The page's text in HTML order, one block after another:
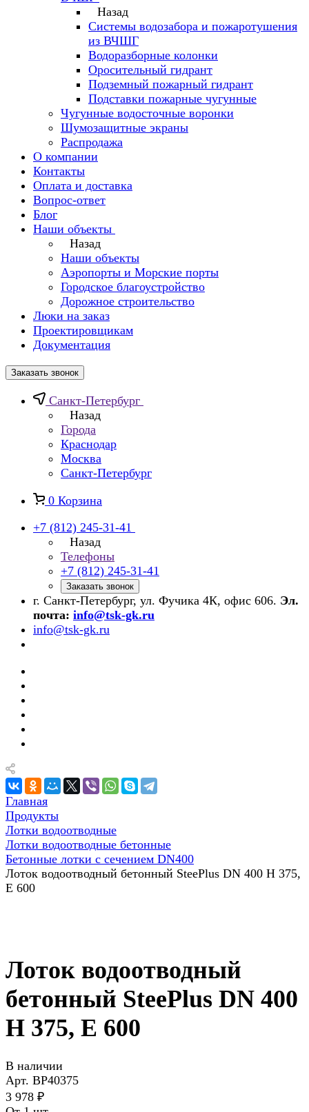
Назад
Системы водозабора и пожаротушения
из ВЧШГ
Водоразборные колонки
Оросительный гидрант
Подземный пожарный гидрант
Подставки пожарные чугунные
Чугунные водосточные воронки
Шумозащитные экраны
Распродажа
О компании
Контакты
Оплата и доставка
Вопрос-ответ
Блог
Наши объекты
Назад
Наши объекты
Аэропорты и Морские порты
Городское благоустройство
Дорожное строительство
Люки на заказ
Проектировщикам
Документация
Заказать звонок
Санкт-Петербург
Назад
Города
Краснодар
Москва
Санкт-Петербург
0 Корзина
+7 (812) 245-31-41
Назад
Телефоны
+7 (812) 245-31-41
Заказать звонок
г. Санкт-Петербург, ул. Фучика 4К, офис 606. Эл.
почта: info@tsk-gk.ru
info@tsk-gk.ru
Главная
Продукты
Лотки водоотводные
Лотки водоотводные бетонные
Бетонные лотки с сечением DN400
Лоток водоотводный бетонный SteePlus DN 400 H 375,
Е 600
Лоток водоотводный
бетонный SteePlus DN 400
H 375, Е 600
В наличии
Арт. ВР40375
3 978 ₽